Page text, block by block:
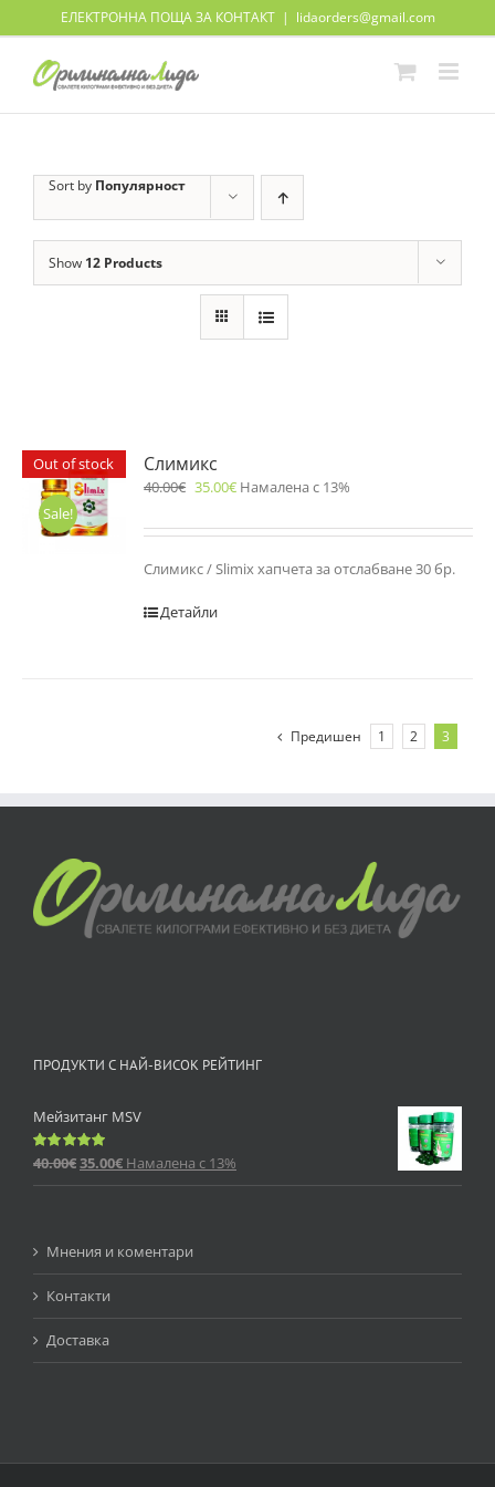
ЕЛЕКТРОННА ПОЩА ЗА КОНТАКТ | lidaorders@gmail.com
Sort by Популярност
Show 12 Products
Out of stock
Sale!
Слимикс
40.00€ 35.00€ Намалена с 13%
Слимикс / Slimix хапчета за отслабване 30 бр.
Детайли
Предишен 1 2 3
ПРОДУКТИ С НАЙ-ВИСОК РЕЙТИНГ
Мейзитанг MSV
Оценено
40.00€35.00€ Намалена с 13%
Мнения и коментари
Контакти
Доставка